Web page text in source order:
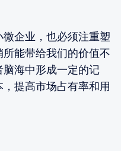
企业，也必须注重塑
能带给我们的价值不
脑海中形成一定的记
提高市场占有率和用